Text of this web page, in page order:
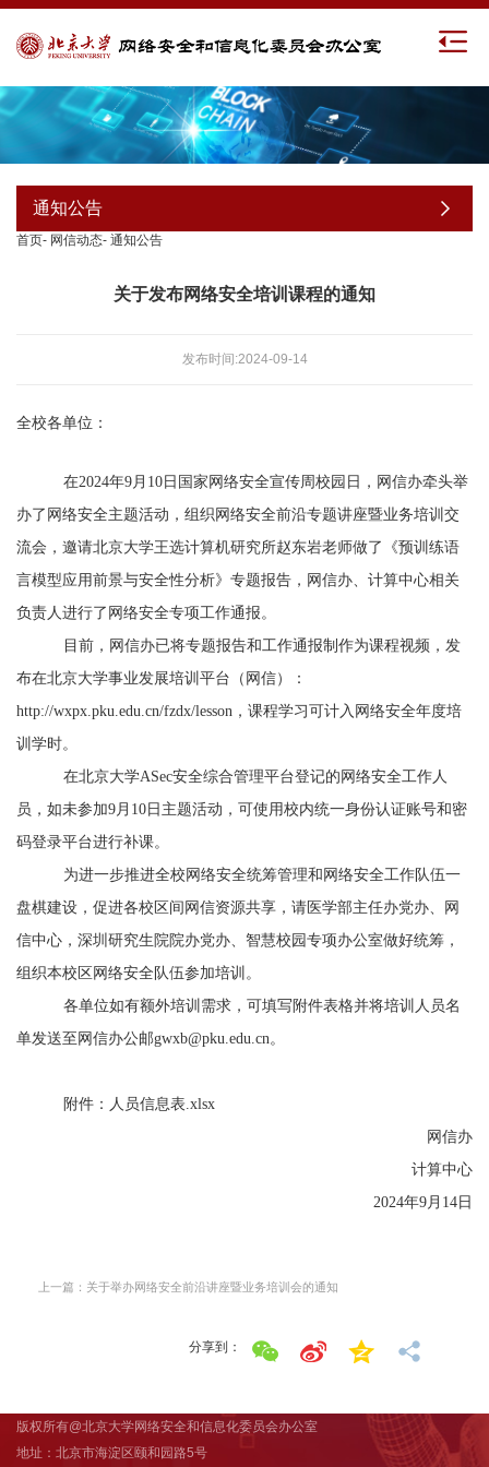
通知公告
首页- 网信动态- 通知公告
关于发布网络安全培训课程的通知
发布时间:2024-09-14
全校各单位：
在2024年9 月10 日国家网络安全宣传周校园日，网信办牵头举
办了网络安全主题活动，组织网络安全前沿专题讲座暨业务培训交
流会，邀请北京大学王选计算机研究所赵东岩老师做了《预训练语
言模型应用前景与安全性分析》专题报告， 网信办、计算中心相关
负责人进行了网络安全专项工作通报 。
目前，网信办已将专题报告和工作通报制作为课程视频，发
布在北京大学事业发展培训平台（网信）：
http://wxpx.pku.edu.cn/fzdx/lesson ，课程学习可计入网络安全年度培
训学时。
在北京大学ASec安全综合管理平台登记的网络安全工作人
员，如未参加9 月10 日主题活动，可使用校内统一身份认证账号和密
码登录平台进行补课。
为进一步推进全校网络安全统筹管理和网络安全工作队伍一
盘棋建设，促进各校区间网信资源共享，请医学部主任办党办、网
信中心，深圳研究生院院办党办、智慧校园专项办公室做好统筹，
组织本校区网络安全队伍参加培训。
各单位如有额外培训需求， 可填写附件表格并将培训人员名
单发送至网信办公邮gwxb@pku.edu.cn 。
附件： 人员信息表 .xlsx
网信办
计算中心
2024年9 月14 日
上一篇：关于举办⽹络安全前沿讲座暨业务培训会的通知
分享到：
版权所有@北京大学网络安全和信息化委员会办公室
地址：北京市海淀区颐和园路5号